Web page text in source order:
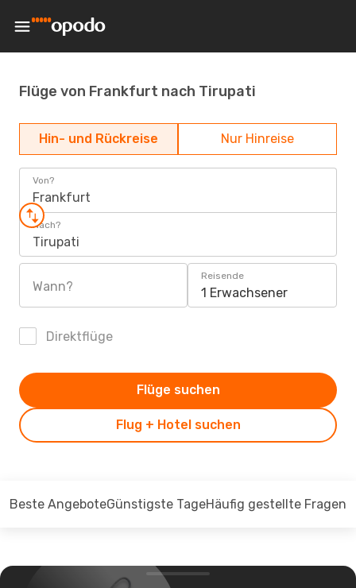
Flüge von Frankfurt nach Tirupati
Hin- und Rückreise Nur Hinreise
Von?
Frankfurt
Nach?
Tirupati
Wann?
Reisende
1 Erwachsener
Direktflüge
Flug + Hotel suchen
Flüge suchen
Beste AngeboteGünstigste TageHäufig gestellte Fragen